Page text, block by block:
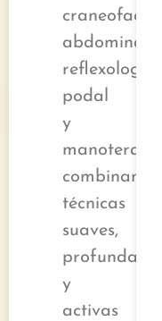
craneofacial,
abdominal,
reflexología
podal
y
manoterapia,
combinando
técnicas
suaves,
profundas
y
activas